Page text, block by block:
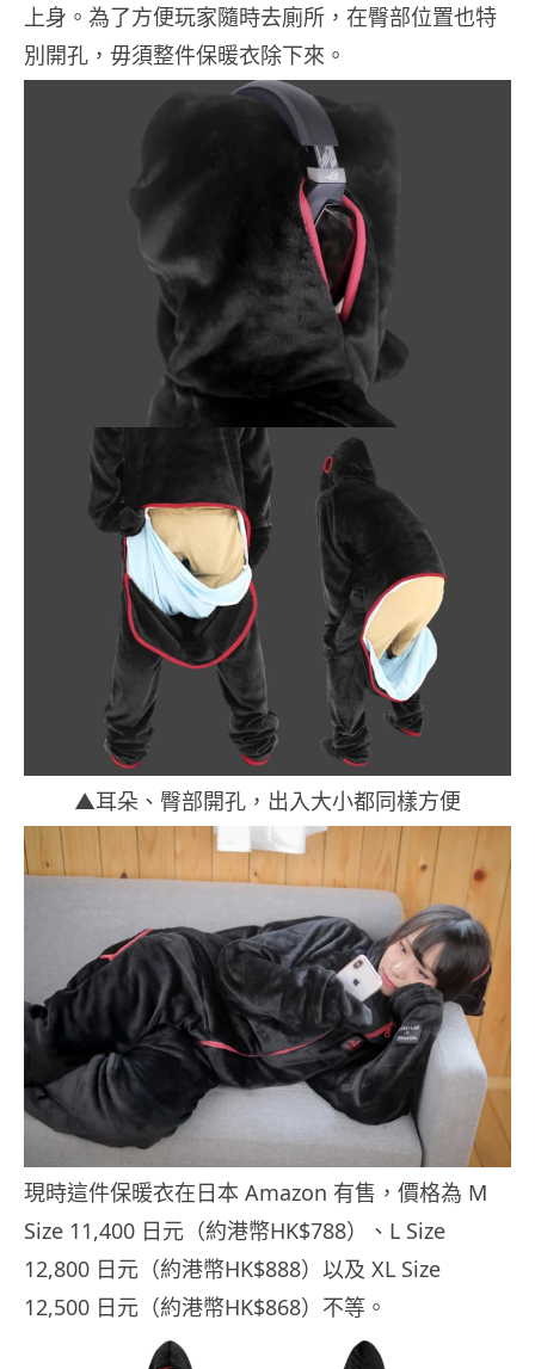
上身。為了方便玩家隨時去廁所，在臀部位置也特
別開孔，毋須整件保暖衣除下來。
▲耳朵、臀部開孔，出入大小都同樣方便
現時這件保暖衣在日本 Amazon 有售，價格為 M
Size 11,400 日元（約港幣HK$788）、L Size
12,800 日元（約港幣HK$888）以及 XL Size
12,500 日元（約港幣HK$868）不等。